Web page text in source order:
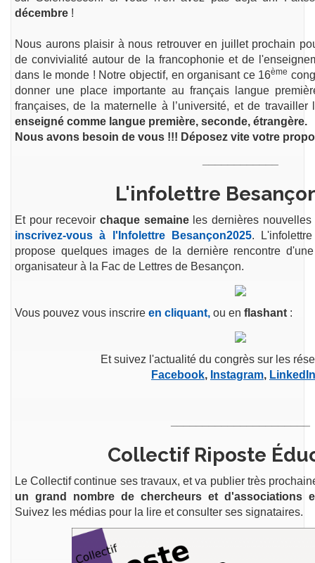
décembre !
Nous aurons plaisir à nous retrouver en juillet prochain
de convivialité autour de la francophonie et de
dans le monde ! Notre objectif, en organisant ce 16ème
donner une place importante au français langue
françaises, de la maternelle à l’université, et de
enseigné comme langue première, seconde, étrangère.
Nous avons besoin de vous !!! Déposez vite votre
L'infolettre
Et pour recevoir chaque semaineles dernières nouvelles
inscrivez-vous à l'Infolettre Besançon2025.
propose quelques images de la dernière rencontre
organisateur à la Fac de Lettres de Besançon.
Vous pouvez vous inscrire en cliquant, ou en flashant :
Et suivez l'actualité du congrès sur les
Facebook, Instagram, LinkedIn
Collectif Riposte
Le Collectif continue ses travaux, et va publier très
un grand nombre de chercheurs et d'associations
Suivez les médias pour la lire et consulter ses signataires.